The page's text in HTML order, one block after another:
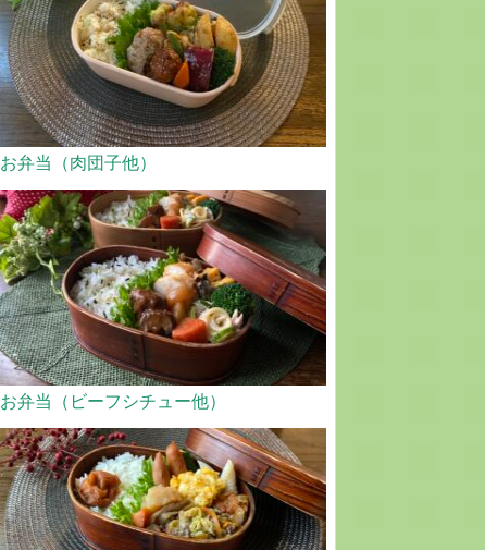
お弁当（肉団子他）
お弁当（ビーフシチュー他）